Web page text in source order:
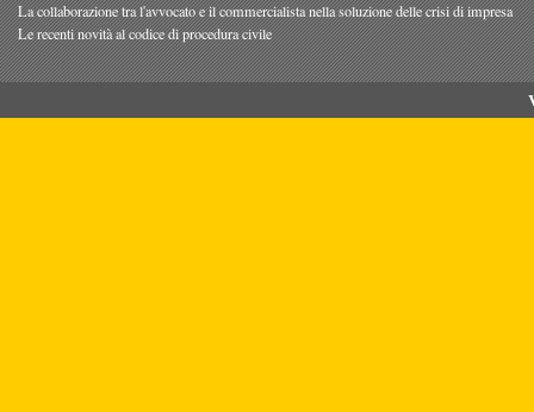
La collaborazione tra l'avvocato e il commercialista nella soluzione delle crisi di impresa
Le recenti novità al codice di procedura civile